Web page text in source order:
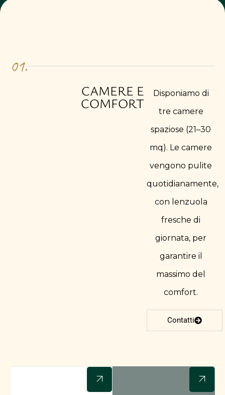
01.
CAMERE E
COMFORT
Disponiamo di
tre camere
spaziose (21–30
mq). Le camere
vengono pulite
quotidianamente,
con lenzuola
fresche di
giornata, per
garantire il
massimo del
comfort.​
Contatti